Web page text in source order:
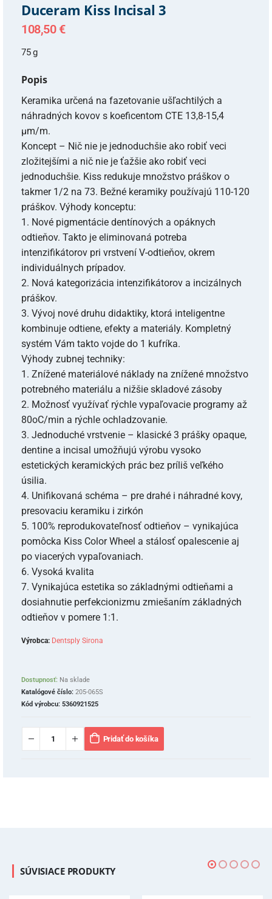
Duceram Kiss Incisal 3
108,50 €
75 g
Popis
Keramika určená na fazetovanie ušľachtilých a
náhradných kovov s koeficentom CTE 13,8-15,4
µm/m.
Koncept – Nič nie je jednoduchšie ako robiť veci
zložitejšími a nič nie je ťažšie ako robiť veci
jednoduchšie. Kiss redukuje množstvo práškov o
takmer 1/2 na 73. Bežné keramiky používajú 110-120
práškov. Výhody konceptu:
1. Nové pigmentácie dentínových a opáknych
odtieňov. Takto je eliminovaná potreba
intenzifikátorov pri vrstvení V-odtieňov, okrem
individuálnych prípadov.
2. Nová kategorizácia intenzifikátorov a incizálnych
práškov.
3. Vývoj nové druhu didaktiky, ktorá inteligentne
kombinuje odtiene, efekty a materiály. Kompletný
systém Vám takto vojde do 1 kufríka.
Výhody zubnej techniky:
1. Znížené materiálové náklady na znížené množstvo
potrebného materiálu a nižšie skladové zásoby
2. Možnosť využívať rýchle vypaľovacie programy až
80oC/min a rýchle ochladzovanie.
3. Jednoduché vrstvenie – klasické 3 prášky opaque,
dentine a incisal umožňujú výrobu vysoko
estetických keramických prác bez príliš veľkého
úsilia.
4. Unifikovaná schéma – pre drahé i náhradné kovy,
presovaciu keramiku i zirkón
5. 100% reprodukovateľnosť odtieňov – vynikajúca
pomôcka Kiss Color Wheel a stálosť opalescenie aj
po viacerých vypaľovaniach.
6. Vysoká kvalita
7. Vynikajúca estetika so základnými odtieňami a
dosiahnutie perfekcionizmu zmiešaním základných
odtieňov v pomere 1:1.
Výrobca: Dentsply Sirona
Dostupnosť: Na sklade
Katalógové číslo: 205-065S
Kód výrobcu: 5360921525
Pridať do košíka
SÚVISIACE PRODUKTY